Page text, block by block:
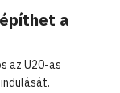
a
az U20-as